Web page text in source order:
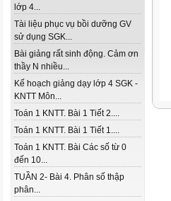
lớp 4...
Tài liệu phục vụ bồi dưỡng GV
sử dụng SGK...
Bài giảng rất sinh động. Cảm ơn
thầy N nhiều...
Kế hoạch giảng dạy lớp 4 SGK -
KNTT Môn...
Toán 1 KNTT. Bài 1 Tiết 2....
Toán 1 KNTT. Bài 1 Tiết 1....
Toán 1 KNTT. Bài Các số từ 0
đến 10...
TUẦN 2- Bài 4. Phân số thập
phân...